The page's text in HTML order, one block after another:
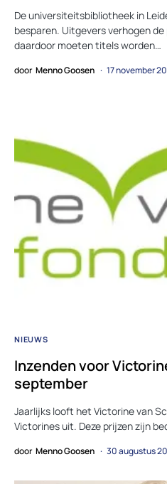
De universiteitsbibliotheek in
besparen. Uitgevers verhogen
daardoor moeten titels worden…
door Menno Goosen 17 november
NIEUWS
Inzenden voor
september
Jaarlijks looft het Victorine van
Victorines uit. Deze prijzen zijn
door Menno Goosen 30 augustus